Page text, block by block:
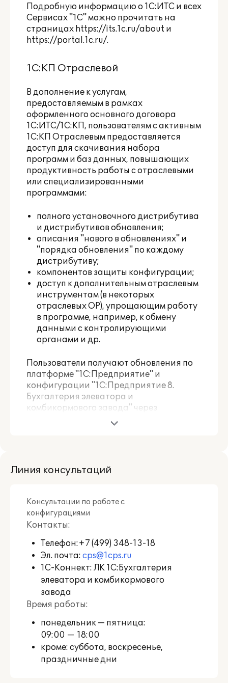
Линия консультаций
Консультации по работе с
конфигурациями
Контакты:
Телефон:+7 (499) 348-13-18
Эл. почта: cps@1cps.ru
1С-Коннект: ЛК 1С:Бухгалтерия
элеватора и комбикормового
завода
Время работы:
понедельник — пятница:
09:00 — 18:00
кроме: суббота, воскресенье,
праздничные дни
Подробную информацию о 1С:ИТС и всех
Сервисах "1С" можно прочитать на
страницах https://its.1c.ru/about и
https://portal.1c.ru/.
1С:КП Отраслевой
В дополнение к услугам,
предоставляемым в рамках
оформленного основного договора
1С:ИТС/1С:КП, пользователям с активным
1С:КП Отраслевым предоставляется
доступ для скачивания набора
программ и баз данных, повышающих
продуктивность работы с отраслевыми
или специализированными
программами:
полного установочного дистрибутива
и дистрибутивов обновления;
описания "нового в обновлениях" и
"порядка обновления" по каждому
дистрибутиву;
компонентов защиты конфигурации;
доступ к дополнительным отраслевым
инструментам (в некоторых
отраслевых ОР), упрощающим работу
в программе, например, к обмену
данными с контролирующими
органами и др.
Пользователи получают обновления по
платформе "1С:Предприятие" и
конфигурации "1С:Предприятие 8.
Бухгалтерия элеватора и
комбикормового завода" через
партнеров-франчайзи, разработчика и
Пользователи, активировавшие 1С:КП
профильного функционала
используемого отраслевого
программного продукта, путем
пользователякачества решения,
качества его сопровождения, а также
высказывая свои пожелания и
замечания по развитию.
Также предоставляется возможность
обратиться на линию консультации
разработчика решения "1С-Совместно"
по вопросам ведения учета в
используемом решении: